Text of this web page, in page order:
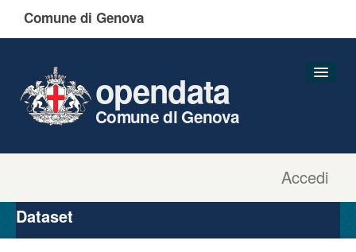
Comune di Genova
Accedi
opendata
Comune di Genova
Organizzazioni
Gruppi
Dataset